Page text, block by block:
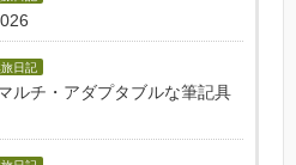
日記
ルチ・アダプタブルな筆記具